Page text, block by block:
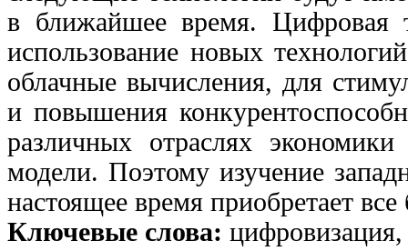
в ближайшее время. Цифровая
использование новых
облачные вычисления, для
и повышения
различных отраслях
модели. Поэтому изучение
настоящее время приобретает
Ключевые слова: